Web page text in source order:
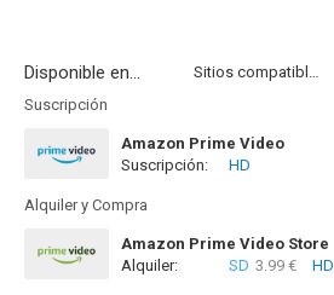
Disponible en...
Sitios compatibles
Suscripción
Amazon Prime Video
Suscripción:
HD
Alquiler y Compra
Amazon Prime Video Store
Alquiler:
SD 3.99 € HD